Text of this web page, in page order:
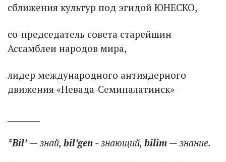
сближения культур под эгидой ЮНЕСКО,
со-председатель совета старейшин
Ассамблеи народов мира,
лидер международного антиядерного
движения «Невада-Семипалатинск»
*Bil’— знай, bil’gen - знающий, bilim — знание.